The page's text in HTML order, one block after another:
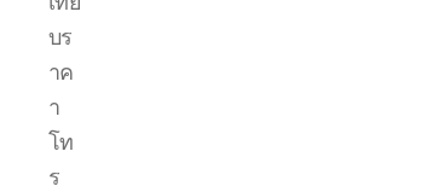
บร
าค
า
โท
ร